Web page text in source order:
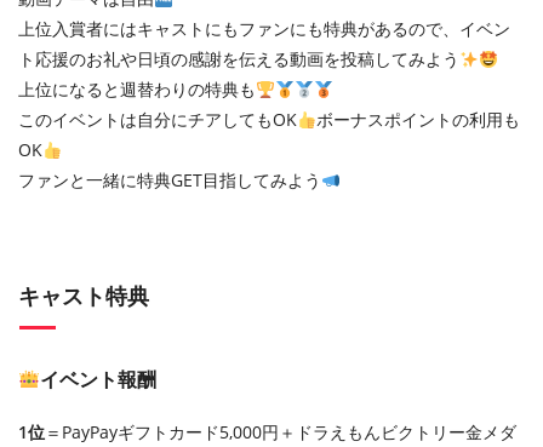
上位入賞者にはキャストにもファンにも特典があるので、イベン
ト応援のお礼や日頃の感謝を伝える動画を投稿してみよう
上位になると週替わりの特典も
このイベントは自分にチアしてもOK
ボーナスポイントの利用も
OK
ファンと一緒に特典GET目指してみよう
キャスト特典
イベント報酬
1位＝PayPayギフトカード5,000円＋ドラえもんビクトリー金メダ